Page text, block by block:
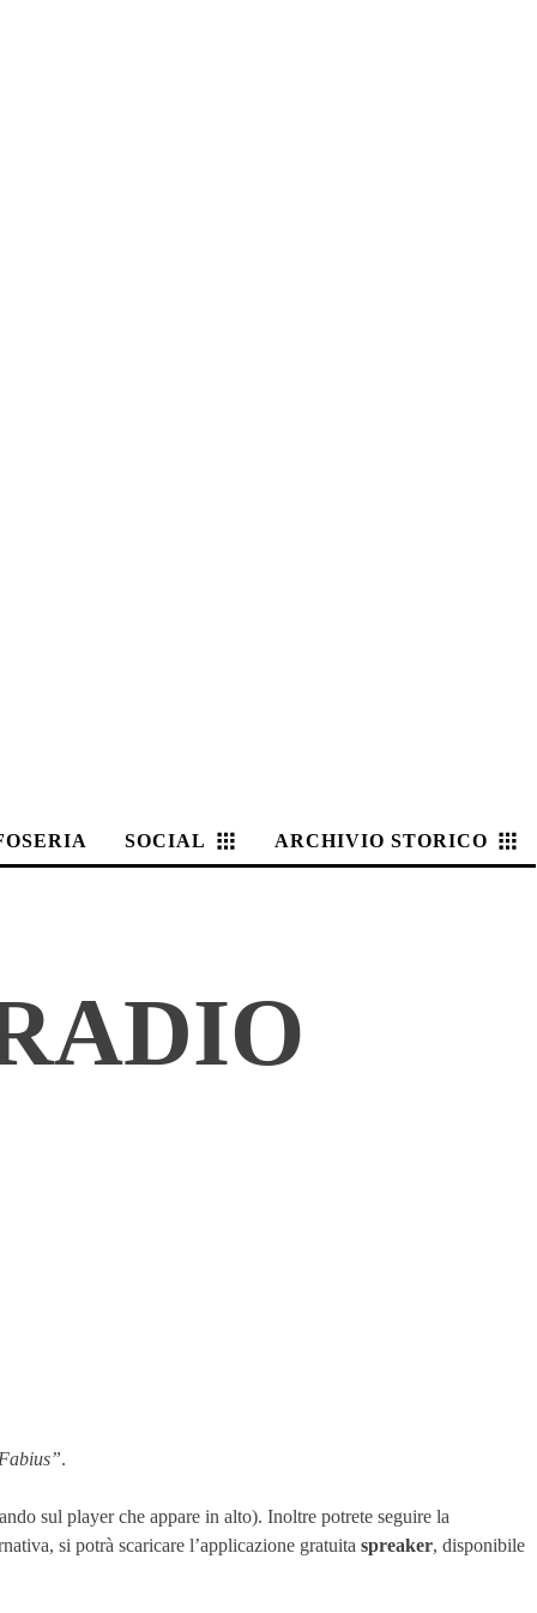
SOCIAL ARCHIVIO STORICO
.
sul player che appare in alto). Inoltre potrete seguire la
si potrà scaricare l’applicazione gratuita spreaker, disponibile